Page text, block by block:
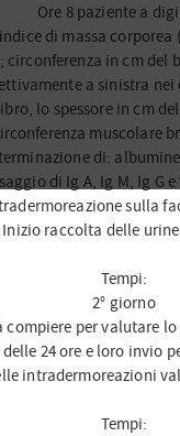
Ore 8 paziente a
di massa corporea
in cm del
a sinistra
lo spessore in cm
muscolare
di:
di Ig A, Ig M, Ig G
sulla
Inizio raccolta delle
Tempi:
2° giorno
compiere per valutare
24 ore e loro invio
intradermoreazioni
Tempi: